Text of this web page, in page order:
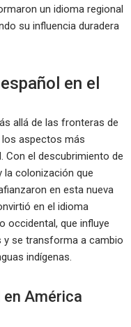
un idioma regional
su influencia duradera
en el
allá de las fronteras de
los aspectos más
Con el descubrimiento de
la colonización que
en esta nueva
en el idioma
occidental, que influye
y se transforma a cambio
indígenas.
América